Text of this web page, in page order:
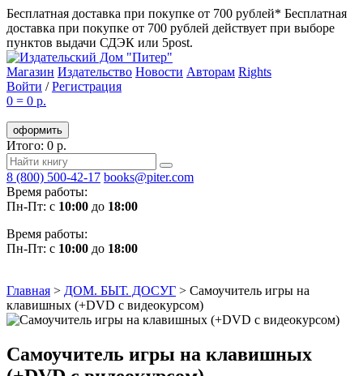
Бесплатная доставка при покупке от 700 рублей* Бесплатная
доставка при покупке от 700 рублей действует при выборе
пунктов выдачи СДЭК или 5post.
Магазин Издательство Новости Авторам Rights
Войти /Регистрация
0 = 0 р.
оформить
Итого: 0 р.
8 (800) 500-42-17 books@piter.com
Время работы:
Пн-Пт: с 10:00 до 18:00
Время работы:
Пн-Пт: с 10:00 до 18:00
Главная > ДОМ. БЫТ. ДОСУГ > Самоучитель игры на
клавишных (+DVD с видеокурсом)
Самоучитель игры на клавишных